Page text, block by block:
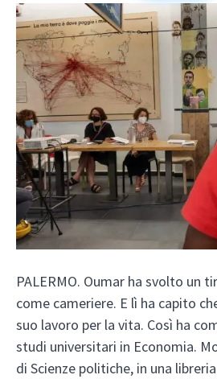
PALERMO. Oumar ha svolto un
come cameriere. E lì ha capito
suo lavoro per la vita. Così ha
studi universitari in Economia.
di Scienze politiche, in una